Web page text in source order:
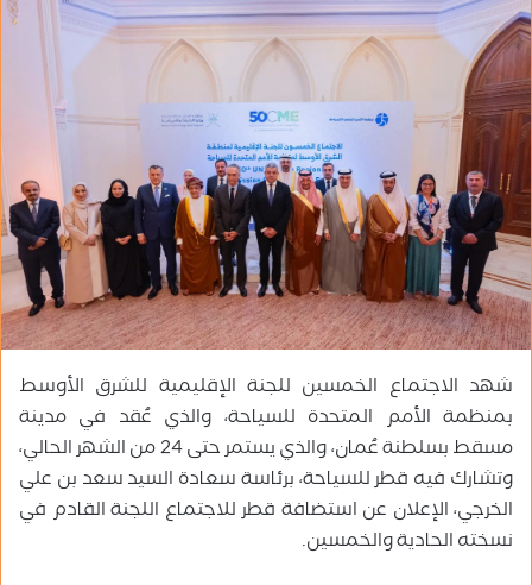
س
ل
ب
ر
ي
ا
إ
ل
ت
ر
و
ن
ي
ا
شهد الاجتماع الخمسين للجنة الإقليمية للشرق الأوسط
بمنظمة الأمم المتحدة للسياحة، والذي عُقد في مدينة
مسقط بسلطنة عُمان، والذي يستمر حتى 24 من الشهر الحالي،
وتشارك فيه قطر للسياحة، برئاسة سعادة السيد سعد بن علي
الخرجي، الإعلان عن استضافة قطر للاجتماع اللجنة القادم في
نسخته الحادية والخمسين.